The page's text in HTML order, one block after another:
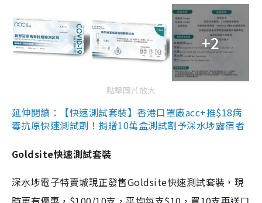
+2
點擊圖片放大
延伸閱讀：【快速測試套裝】香港口罩廠acc+推$18病
毒抗原快速測試劑！捐贈10萬盒測試劑予深水埗露宿者
Goldsite快速測試套裝
深水埗電子特賣城現正發售Goldsite快速測試套裝，現